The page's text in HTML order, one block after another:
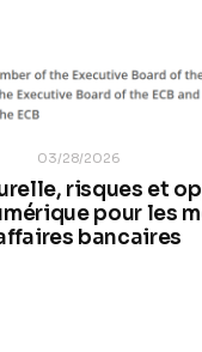
03/28/2026
risques et
pour les
bancaires